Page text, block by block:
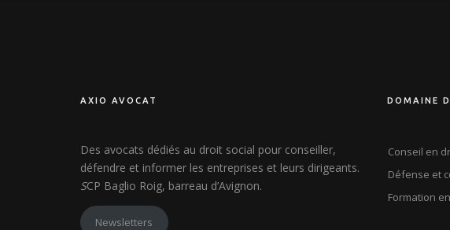
AXIO AVOCAT
Des avocats dédiés au droit social pour conseiller,
défendre et informer les entreprises et leurs dirigeants.
SCP Baglio Roig, barreau d’Avignon.
Newsletters
DOMAINE
Conseil en
Défense et
Formation